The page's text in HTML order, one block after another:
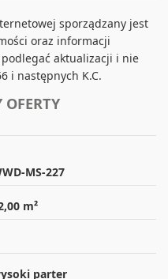
sporządzany jest
oraz informacji
podlegać aktualizacji i nie
i następnych K.C.
OFERTY
MS-227
m²
parter